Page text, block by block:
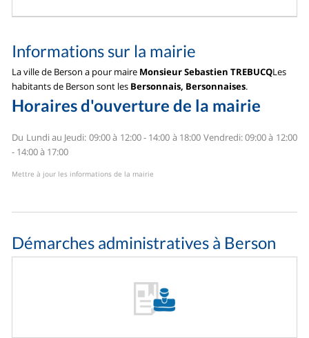
Informations sur la mairie
La ville de Berson a pour maire Monsieur Sebastien TREBUCQLes
habitants de Berson sont les Bersonnais, Bersonnaises.
Horaires d'ouverture de la mairie
Du Lundi au Jeudi: 09:00 à 12:00 - 14:00 à 18:00 Vendredi: 09:00 à 12:00
- 14:00 à 17:00
Mettre à jour les informations de la mairie
Démarches administratives à Berson